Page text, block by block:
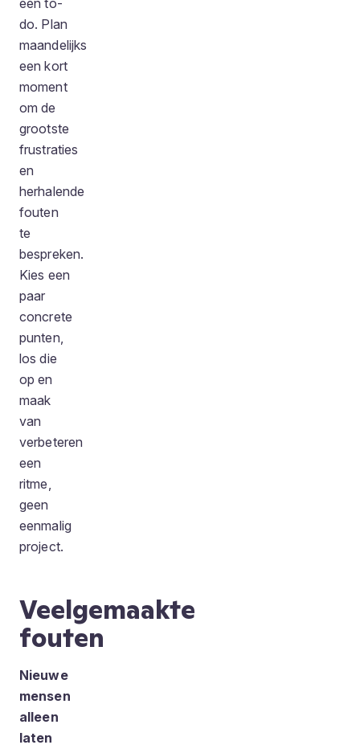
do. Plan
maandelijks
een kort
moment
om de
grootste
frustraties
en
herhalende
fouten
te
bespreken.
Kies een
paar
concrete
punten,
los die
op en
maak
van
verbeteren
een
ritme,
geen
eenmalig
project.
Veelgemaakte
fouten
Nieuwe
mensen
alleen
laten